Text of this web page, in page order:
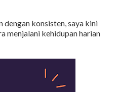
dengan konsisten, saya kini
menjalani kehidupan harian